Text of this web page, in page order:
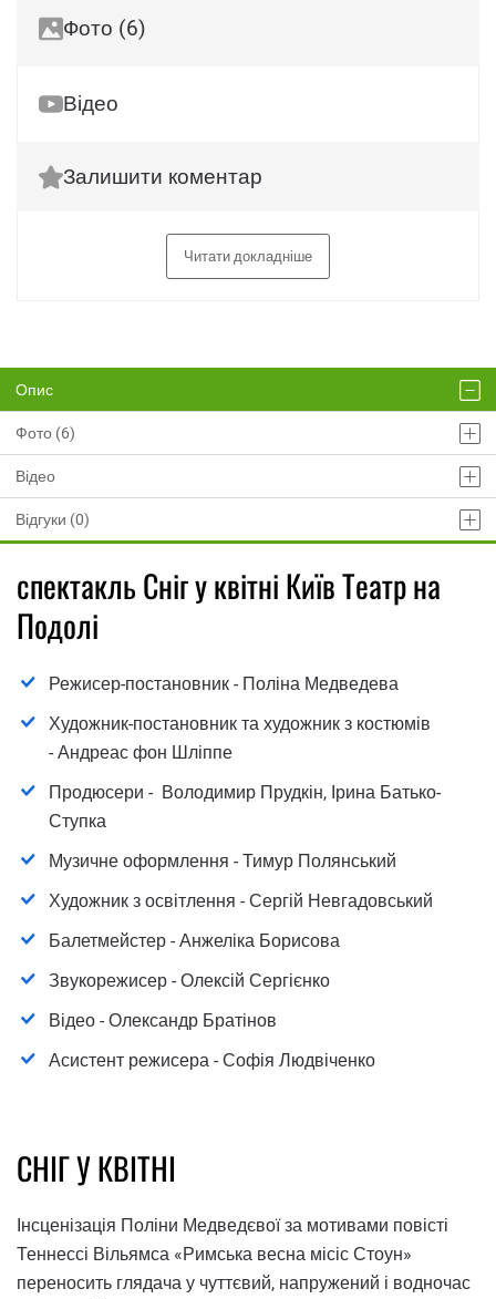
Фото (6)
Відео
Залишити коментар
Читати докладніше
Опис
Фото (6)
Відео
Відгуки (0)
спектакль Сніг у квітні Київ Театр на
Подолі
Режисер-постановник - Поліна Медведева
Художник-постановник та художник з костюмів
- Андреас фон Шліппе
Продюсери - Володимир Прудкін, Ірина Батько-
Ступка
Музичне оформлення - Тимур Полянський
Художник з освітлення - Сергій Невгадовський
Балетмейстер - Анжеліка Борисова
Звукорежисер - Олексій Сергієнко
Відео - Олександр Братінов
Асистент режисера - Софія Людвіченко
СНІГ У КВІТНІ
Інсценізація Поліни Медведєвої за мотивами повісті
Теннессі Вільямса «Римська весна місіс Стоун»
переносить глядача у чуттєвий, напружений і водночас